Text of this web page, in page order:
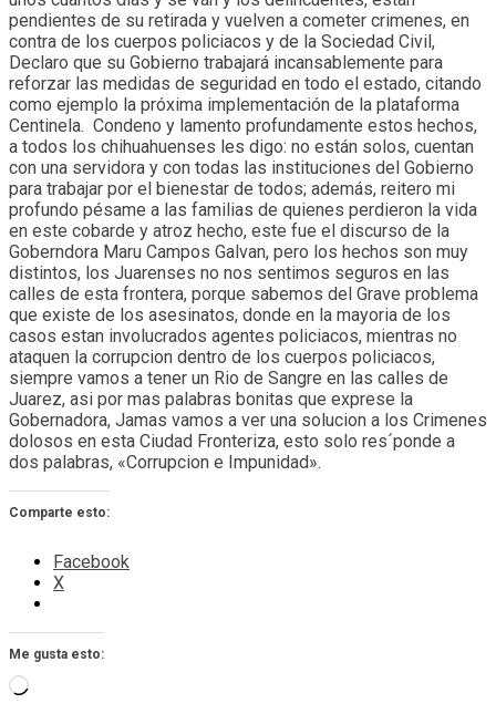
pendientes de su retirada y vuelven a cometer crimenes, en
contra de los cuerpos policiacos y de la Sociedad Civil,
Declaro que su Gobierno trabajará incansablemente para
reforzar las medidas de seguridad en todo el estado, citando
como ejemplo la próxima implementación de la plataforma
Centinela. Condeno y lamento profundamente estos hechos,
a todos los chihuahuenses les digo: no están solos, cuentan
con una servidora y con todas las instituciones del Gobierno
para trabajar por el bienestar de todos; además, reitero mi
profundo pésame a las familias de quienes perdieron la vida
en este cobarde y atroz hecho, este fue el discurso de la
Goberndora Maru Campos Galvan, pero los hechos son muy
distintos, los Juarenses no nos sentimos seguros en las
calles de esta frontera, porque sabemos del Grave problema
que existe de los asesinatos, donde en la mayoria de los
casos estan involucrados agentes policiacos, mientras no
ataquen la corrupcion dentro de los cuerpos policiacos,
siempre vamos a tener un Rio de Sangre en las calles de
Juarez, asi por mas palabras bonitas que exprese la
Gobernadora, Jamas vamos a ver una solucion a los Crimenes
dolosos en esta Ciudad Fronteriza, esto solo res´ponde a
dos palabras, «Corrupcion e Impunidad».
Comparte esto:
Facebook
X
Me gusta esto:
Cargando...